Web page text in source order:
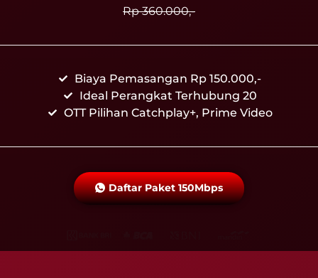
Rp 360.000,-
Biaya Pemasangan Rp 150.000,-
Ideal Perangkat Terhubung 20
OTT Pilihan Catchplay+, Prime Video
Daftar Paket 150Mbps